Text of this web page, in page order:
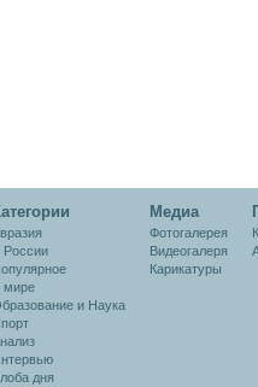
России
мире
и Наука
дня
Медиа
Фотогалерея
Видеогалеря
Карикатуры